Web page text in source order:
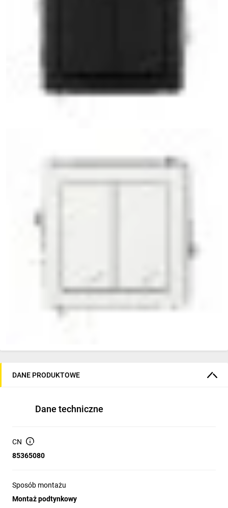
DANE PRODUKTOWE
Dane techniczne
CN
85365080
Sposób montażu
Montaż podtynkowy